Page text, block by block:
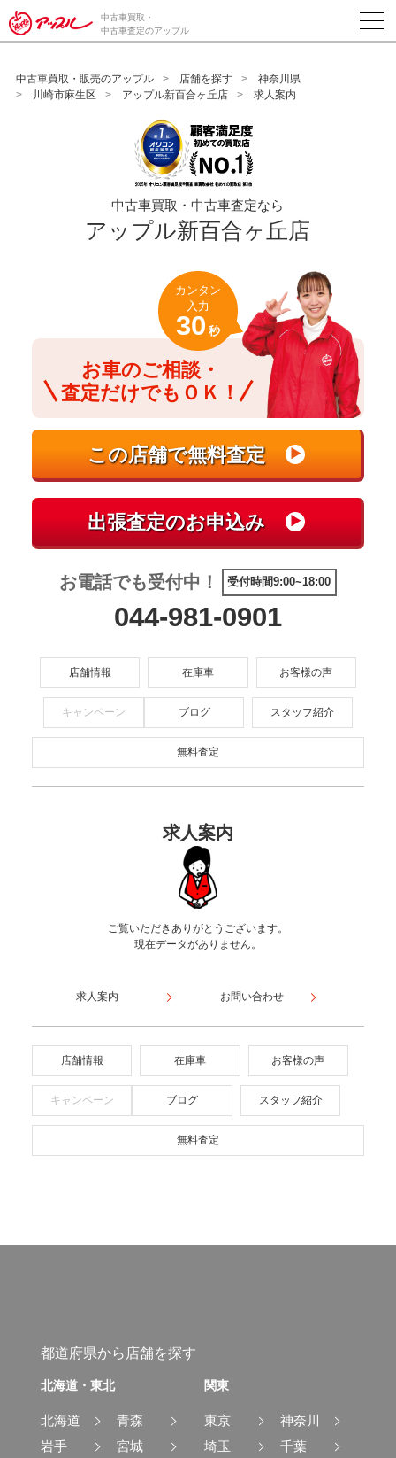
/*ABテスト_新規査定フォームの為のCVボタン*/
中古車買取・
中古車査定のアップル
中古車買取・販売のアップル 店舗を探す
神奈川県
川崎市麻生区
アップル新百合ヶ丘店 求人案内
中古車買取・中古車査定なら
アップル新百合ヶ丘店
お車のご相談・
査定だけでもＯＫ！
カンタン
入力
30 秒
お電話でも受付中！ 受付時間9:00~18:00
044-981-0901
店舗情報 在庫車 お客様の声
キャンペーン ブログ スタッフ紹介
無料査定
求人案内
ご覧いただきありがとうございます。
現在データがありません。
求人案内 お問い合わせ
店舗情報 在庫車 お客様の声
キャンペーン ブログ スタッフ紹介
無料査定
都道府県から店舗を探す
北海道・東北
北海道
青森
岩手
宮城
関東
東京
神奈川
埼玉
千葉